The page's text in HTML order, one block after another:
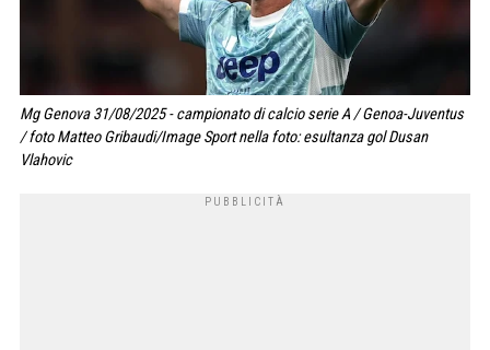
Mg Genova 31/08/2025 - campionato di calcio serie A / Genoa-Juventus
/ foto Matteo Gribaudi/Image Sport nella foto: esultanza gol Dusan
Vlahovic